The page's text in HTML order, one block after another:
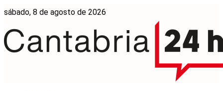
sábado, 8 de agosto de 2026